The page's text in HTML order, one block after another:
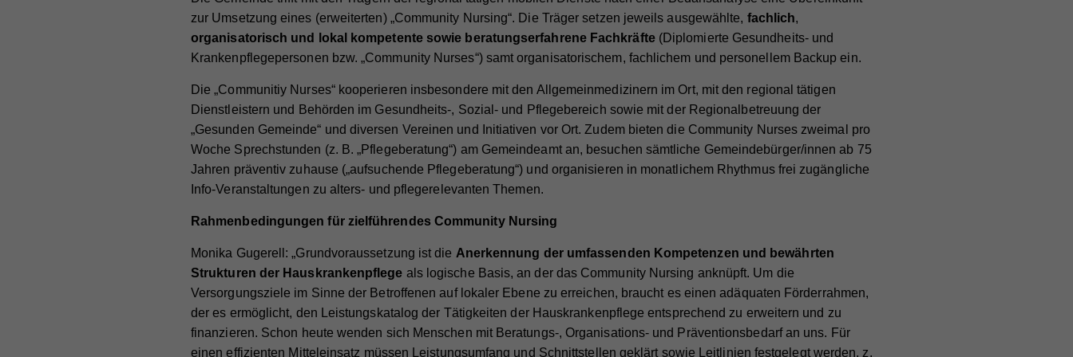
zur Umsetzung eines (erweiterten) „Community Nursing“. Die Träger setzen jeweils ausgewählte, fachlich,
organisatorisch und lokal kompetente sowie beratungserfahrene Fachkräfte(Diplomierte Gesundheits- und
Krankenpflegepersonen bzw. „Community Nurses“) samt organisatorischem, fachlichem und personellem Backup ein.
Die „Communitiy Nurses“ kooperieren insbesondere mit den Allgemeinmedizinern im Ort, mit den regional tätigen
Dienstleistern und Behörden im Gesundheits-, Sozial- und Pflegebereich sowie mit der Regionalbetreuung der
„Gesunden Gemeinde“ und diversen Vereinen und Initiativen vor Ort. Zudem bieten die Community Nurses zweimal pro
Woche Sprechstunden (z. B. „Pflegeberatung“) am Gemeindeamt an, besuchen sämtliche Gemeindebürger/innen ab 75
Jahren präventiv zuhause („aufsuchende Pflegeberatung“) und organisieren in monatlichem Rhythmus frei zugängliche
Info-Veranstaltungen zu alters- und pflegerelevanten Themen.
Rahmenbedingungen für zielführendes Community Nursing
Monika Gugerell: „Grundvoraussetzung ist die Anerkennung der umfassenden Kompetenzen und bewährten
Strukturen der Hauskrankenpflege als logische Basis, an der das Community Nursing anknüpft. Um die
Versorgungsziele im Sinne der Betroffenen auf lokaler Ebene zu erreichen, braucht es einen adäquaten Förderrahmen,
der es ermöglicht, den Leistungskatalog der Tätigkeiten der Hauskrankenpflege entsprechend zu erweitern und zu
finanzieren. Schon heute wenden sich Menschen mit Beratungs-, Organisations- und Präventionsbedarf an uns. Für
einen effizienten Mitteleinsatz müssen Leistungsumfang und Schnittstellen geklärt sowie Leitlinien festgelegt werden, z.
Zweck Speichert die Farbkontrasteinstellung der Barrierefreileiste.
Name VISITOR_INFO1_LIVE
Anbieter YouTube
Laufzeit 179 Tage
Zweck
Versucht, die Benutzerbandbreite auf Seiten mit integrierten YouTube-
Videos zu schätzen.
Name vuid
Wird verwendet, um Vimeo-Inhalte zu entsperren.
Name _gat
Anbieter Whatchado
Name fr
Anbieter Facebook
Zweck
Beinhaltet eine eindeutige Browser und Benutzer ID, die für gezielte
Werbung verwendet werden.
Name _ga
Anbieter Google Analytics
Laufzeit 2 Jahre
Zweck
Registriert eine eindeutige ID, die verwendet wird, um statistische Daten
dazu, wie der Besucher die Website nutzt, zu generieren.
_gat
Anbieter Google Universal Analytics
Laufzeit 1 Minute
Zweck
Wird von Google Analytics verwendet, um die Anforderungsrate
Externe Inhalte
Mit dieser Einstellung werden externe Inhalte auf unserer Webseite
werden technische Daten (z.B. IP-Adresse) automatisch an die
jeweiligen Drittanbieter übermittelt, damit deren Einbindungen auf
unserer Webseite angezeigt werden können.